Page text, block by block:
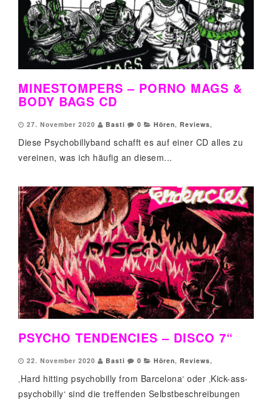
MINESTOMPERS – PORNO MAGS &
BODY BAGS CD
27. November 2020 Basti 0 Hören, Reviews,
Diese Psychobillyband schafft es auf einer CD alles zu
vereinen, was ich häufig an diesem...
PSYCHO TENDENCIES – DISCO 7“
22. November 2020 Basti 0 Hören, Reviews,
‚Hard hitting psychobilly from Barcelona‘ oder ‚Kick-ass-
psychobilly‘ sind die treffenden Selbstbeschreibungen